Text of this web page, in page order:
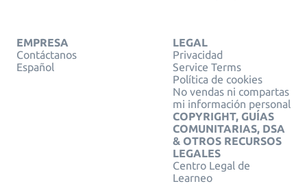
EMPRESA
Contáctanos
Español
LEGAL
Privacidad
Service Terms
Política de cookies
No vendas ni compartas
mi información personal
COPYRIGHT, GUÍAS
COMUNITARIAS, DSA
& OTROS RECURSOS
LEGALES
Centro Legal de
Learneo